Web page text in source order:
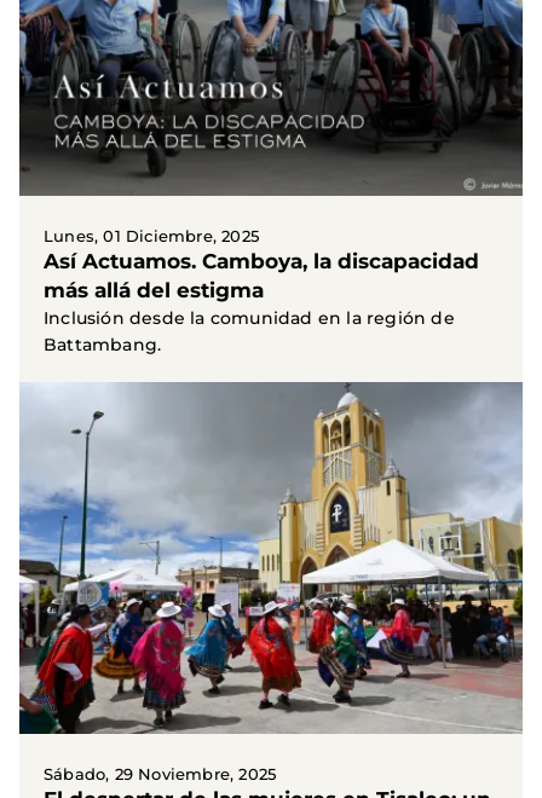
Lunes, 01 Diciembre, 2025
Así Actuamos. Camboya, la discapacidad
más allá del estigma
Inclusión desde la comunidad en la región de
Battambang.
Sábado, 29 Noviembre, 2025